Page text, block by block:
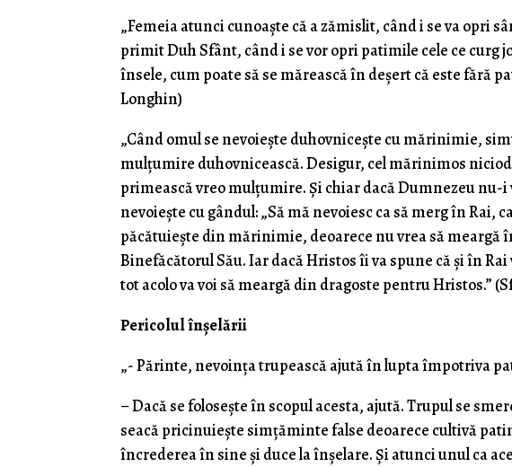
„Femeia atunci cunoaște că a zămislit, când i se va opri
primit Duh Sfânt, când i se vor opri patimile cele ce
însele, cum poate să se mărească în deșert că este fără
Longhin)
„Când omul se nevoieşte duhovniceşte cu mărinimie,
mulţumire duhovnicească. Desigur, cel mărinimos
primească vreo mulţumire. Şi chiar dacă Dumnezeu nu-i
nevoieşte cu gândul: „Să mă nevoiesc ca să merg în Rai,
păcătuieşte din mărinimie, deoarece nu vrea să meargă
Binefăcătorul Său. Iar dacă Hristos îi va spune că şi în
tot acolo va voi să meargă din dragoste pentru Hristos.”
Pericolul înșelării
„- Părinte, nevoinţa trupească ajută în lupta împotriva
– Dacă se foloseşte în scopul acesta, ajută. Trupul se
seacă pricinuieşte simțăminte false deoarece cultivă
încrederea în sine şi duce la înşelare. Şi atunci unul ca